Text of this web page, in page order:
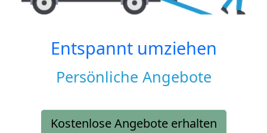
Entspannt umziehen
Persönliche Angebote
Kostenlose Angebote erhalten